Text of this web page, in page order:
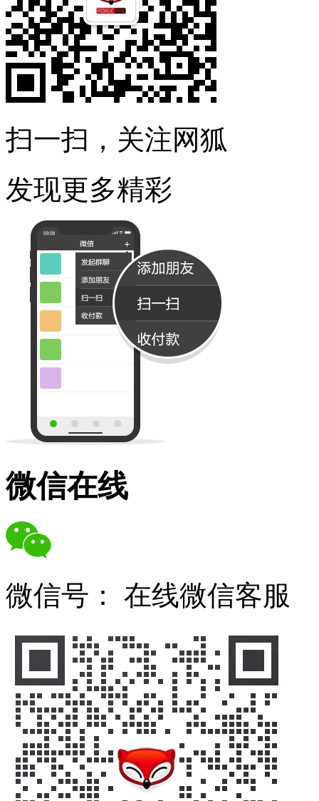
扫一扫，关注网狐
发现更多精彩
微信在线
微信号： 在线微信客服